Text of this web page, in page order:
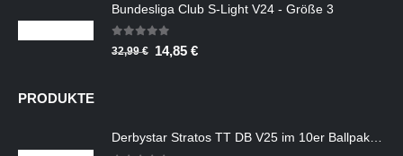
war:
39,99 €
ist:
Bundesliga Club S-Light V24 - Größe 3
0out of 5
32,99€ Ursprünglicher
14,85 €Aktueller
PRODUKTE
Derbystar Stratos TT DB V25 im 10er Ballpaket mit Ballsack